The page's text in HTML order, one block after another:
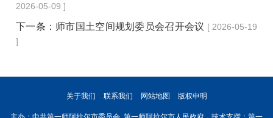
2026-05-09 ]
下一条： 师市国土空间规划委员会召开会议 [ 2026-05-19
]
关于我们 联系我们 网站地图 版权申明